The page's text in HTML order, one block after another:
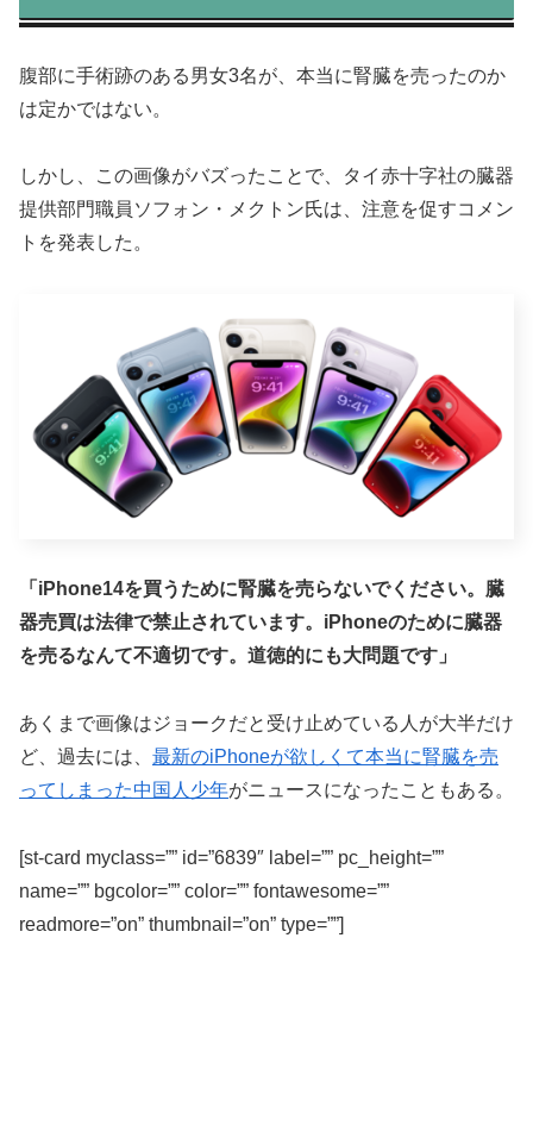
腹部に手術跡のある男女3名が、本当に腎臓を売ったのか
は定かではない。
しかし、この画像がバズったことで、タイ赤十字社の臓器
提供部門職員ソフォン・メクトン氏は、注意を促すコメン
トを発表した。
「iPhone14を買うために腎臓を売らないでください。臓
器売買は法律で禁止されています。iPhoneのために臓器
を売るなんて不適切です。道徳的にも大問題です」
あくまで画像はジョークだと受け止めている人が大半だけ
ど、過去には、 最新のiPhoneが欲しくて本当に腎臓を売
ってしまった中国人少年がニュースになったこともある。
[st-card myclass=”” id=”6839″ label=”” pc_height=””
name=”” bgcolor=”” color=”” fontawesome=””
readmore=”on” thumbnail=”on” type=””]